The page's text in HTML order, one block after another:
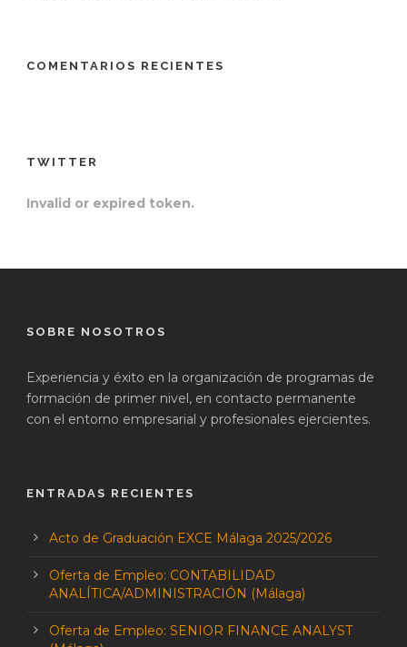
COMENTARIOS RECIENTES
TWITTER
Invalid or expired token.
SOBRE NOSOTROS
Experiencia y éxito en la organización de programas de
formación de primer nivel, en contacto permanente
con el entorno empresarial y profesionales ejercientes.
ENTRADAS RECIENTES
Acto de Graduación EXCE Málaga 2025/2026
Oferta de Empleo: CONTABILIDAD
ANALÍTICA/ADMINISTRACIÓN (Málaga)
Oferta de Empleo: SENIOR FINANCE ANALYST